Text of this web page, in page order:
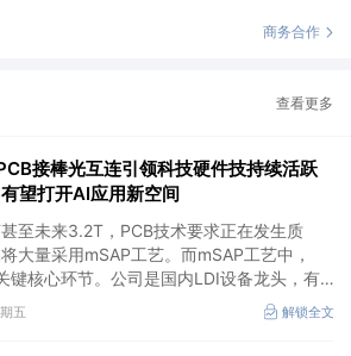
商务合作
查看更多
接棒光互连引领科技硬件技持续活跃
望打开AI应用新空间
至未来3.2T，PCB技术要求正在发生质
大量采用mSAP工艺。而mSAP工艺中，
键核心环节。公司是国内LDI设备龙头，有
技术，成为不可或缺的关键“铲子股”。
五 解锁全文